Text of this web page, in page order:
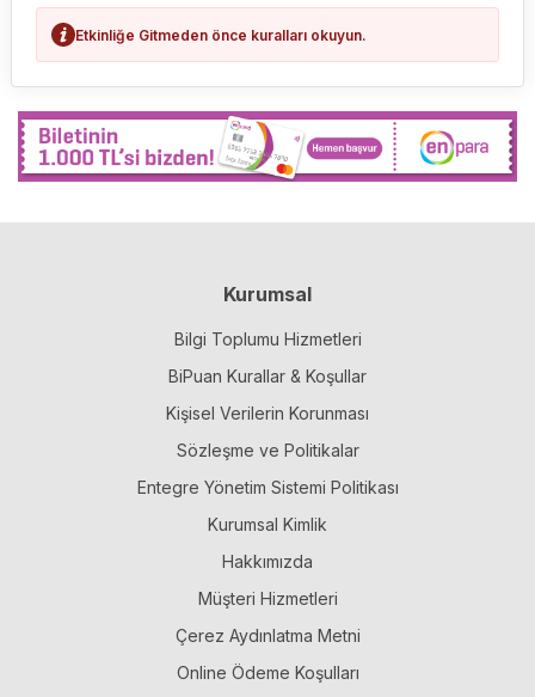
Etkinliğe Gitmeden önce kuralları okuyun.
Kurumsal
Bilgi Toplumu Hizmetleri
BiPuan Kurallar & Koşullar
Kişisel Verilerin Korunması
Sözleşme ve Politikalar
Entegre Yönetim Sistemi Politikası
Kurumsal Kimlik
Hakkımızda
Müşteri Hizmetleri
Çerez Aydınlatma Metni
Online Ödeme Koşulları